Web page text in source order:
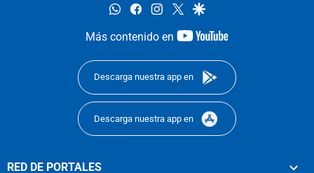
whatsappfacebookinstagram
twittergoogle
Más contenido en
youtube-
Descarga nuestra app en
Descarga nuestra app en
RED DE PORTALES